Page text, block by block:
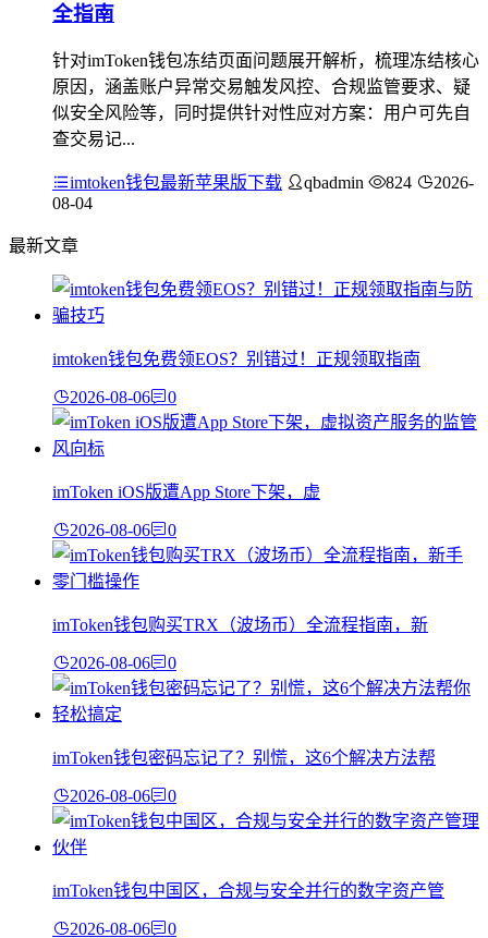
全指南
针对imToken钱包冻结页面问题展开解析，梳理冻结核心
原因，涵盖账户异常交易触发风控、合规监管要求、疑
似安全风险等，同时提供针对性应对方案：用户可先自
查交易记...
imtoken钱包最新苹果版下载 qbadmin 824
2026-
08-04
最新文章
imtoken钱包免费领EOS？别错过！正规领取指南
2026-08-06 0
imToken iOS版遭App Store下架，虚
2026-08-06 0
imToken钱包购买TRX（波场币）全流程指南，新
2026-08-06 0
imToken钱包密码忘记了？别慌，这6个解决方法帮
2026-08-06 0
imToken钱包中国区，合规与安全并行的数字资产管
2026-08-06 0